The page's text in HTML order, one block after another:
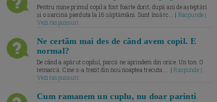
Pentru mine primul copil a fost foarte dorit, după ani de așteptări
și o sarcină pierduta la 16 săptămâni. Sunt însărc... | Raspunde |
Vezi raspunsuri
Ne certăm mai des de când avem copil. E
normal?
De când a apărut copilul, parcă ne aprindem din orice. Un ton. O
remarcă. Cine s-a trezit din nou noaptea trecuta.... |Raspunde |
Vezi raspunsuri
Cum ramanem un cuplu, nu doar parinti